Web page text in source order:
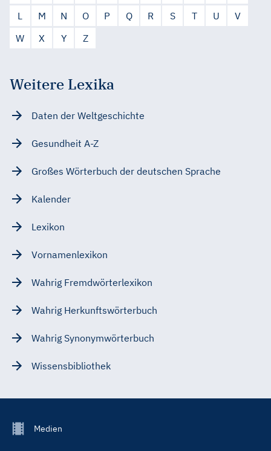
L
M N O P Q R S T U
V
W
X Y Z
Weitere Lexika
Daten der Weltgeschichte
Gesundheit A-Z
Großes Wörterbuch der deutschen Sprache
Kalender
Lexikon
Vornamenlexikon
Wahrig Fremdwörterlexikon
Wahrig Herkunftswörterbuch
Wahrig Synonymwörterbuch
Wissensbibliothek
FooterMedien